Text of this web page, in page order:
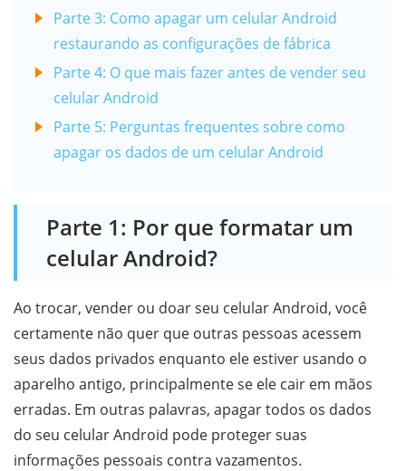
Parte 3: Como apagar um celular Android
restaurando as configurações de fábrica
Parte 4: O que mais fazer antes de vender seu
celular Android
Parte 5: Perguntas frequentes sobre como
apagar os dados de um celular Android
Parte 1: Por que formatar um
celular Android?
Ao trocar, vender ou doar seu celular Android, você
certamente não quer que outras pessoas acessem
seus dados privados enquanto ele estiver usando o
aparelho antigo, principalmente se ele cair em mãos
erradas. Em outras palavras, apagar todos os dados
do seu celular Android pode proteger suas
informações pessoais contra vazamentos.